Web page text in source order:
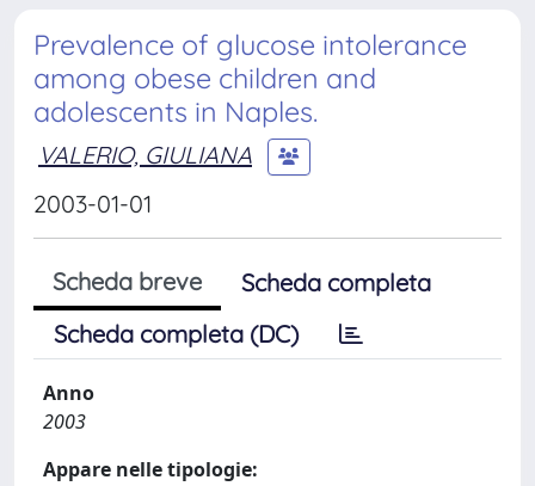
Prevalence of glucose intolerance
among obese children and
adolescents in Naples.
VALERIO, GIULIANA
2003-01-01
Scheda breve
Scheda completa
Scheda completa (DC)
Anno
2003
Appare nelle tipologie: